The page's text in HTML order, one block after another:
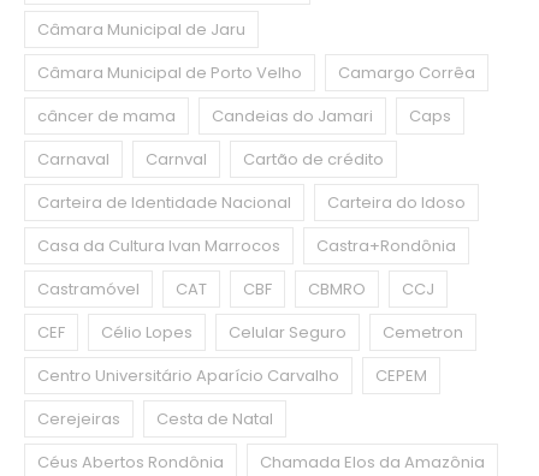
Câmara Municipal de Jaru
Câmara Municipal de Porto Velho
Camargo Corrêa
câncer de mama
Candeias do Jamari
Caps
Carnaval
Carnval
Cartão de crédito
Carteira de Identidade Nacional
Carteira do Idoso
Casa da Cultura Ivan Marrocos
Castra+Rondônia
Castramóvel
CAT CBF CBMRO
CCJ
CEF
Célio Lopes Celular Seguro
Cemetron
Centro Universitário Aparício Carvalho
CEPEM
Cerejeiras
Cesta de Natal
Céus Abertos Rondônia
Chamada Elos da Amazônia